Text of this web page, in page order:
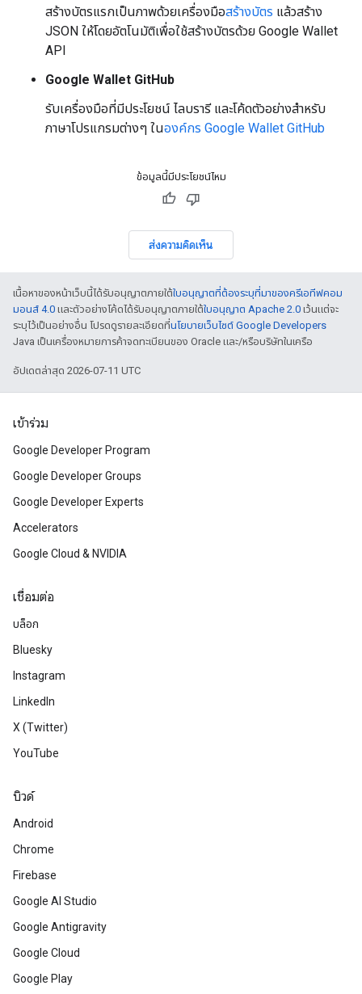
สร้างบัตรแรกเป็นภาพด้วยเครื่องมือสร้างบัตร แล้วสร้าง
JSON ให้โดยอัตโนมัติเพื่อใช้สร้างบัตรด้วย Google Wallet
API
Google Wallet GitHub
รับเครื่องมือที่มีประโยชน์ ไลบรารี และโค้ดตัวอย่างสำหรับ
ภาษาโปรแกรมต่างๆ ในองค์กร Google Wallet GitHub
ข้อมูลนี้มีประโยชน์ไหม
ส่งความคิดเห็น
เนื้อหาของหน้าเว็บนี้ได้รับอนุญาตภายใต้ใบอนุญาตที่ต้องระบุที่มาของครีเอทีฟคอม
มอนส์ 4.0 และตัวอย่างโค้ดได้รับอนุญาตภายใต้ใบอนุญาต Apache 2.0 เว้นแต่จะ
ระบุไว้เป็นอย่างอื่น โปรดดูรายละเอียดที่นโยบายเว็บไซต์ Google Developers
Java เป็นเครื่องหมายการค้าจดทะเบียนของ Oracle และ/หรือบริษัทในเครือ
อัปเดตล่าสุด 2026-07-11 UTC
เข้าร่วม
Google Developer Program
Google Developer Groups
Google Developer Experts
Accelerators
Google Cloud & NVIDIA
เชื่อมต่อ
บล็อก
Bluesky
Instagram
LinkedIn
X (Twitter)
YouTube
บิวด์
Android
Chrome
Firebase
Google AI Studio
Google Antigravity
Google Cloud
Google Play